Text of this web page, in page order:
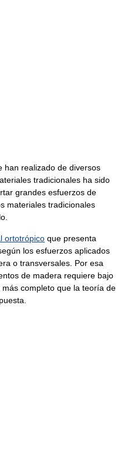
han realizado de diversos
tradicionales ha sido
grandes esfuerzos de
materiales tradicionales
ortotrópico que presenta
los esfuerzos aplicados
o transversales. Por esa
de madera requiere bajo
completo que la teoría de